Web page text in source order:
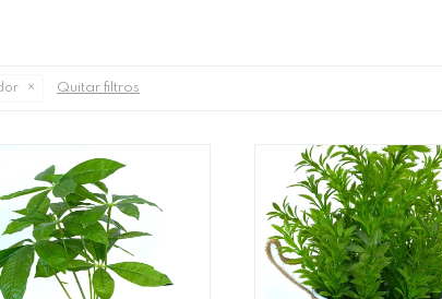
Quitar filtros